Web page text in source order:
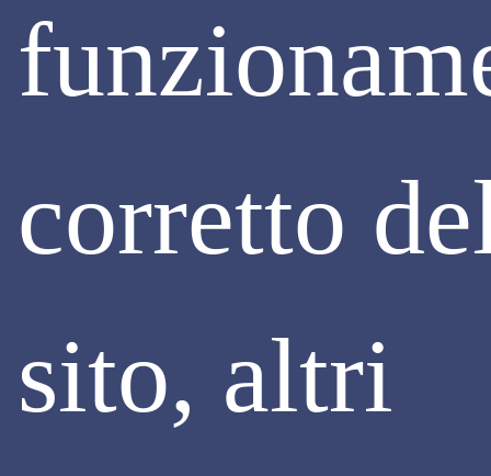
I DATI METTONO IN EVIDENZA LA FINE
DELLA STAGIONE DEL SUPERBONUS.
IN LOMBARDIA GLI INVESTIMENTI
DEL 2024 AI 142 MILIONI DEL SECONDO
TRIMESTRE 2024
2024 ai 142 milioni del secondo trimestre 2024.
Continua
corretto
sito, altri